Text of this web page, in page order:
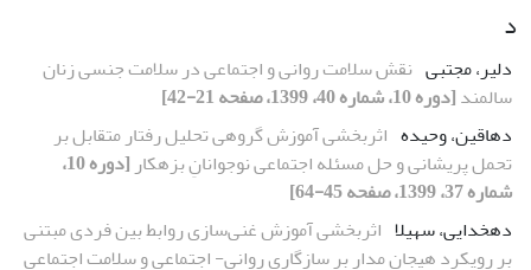
د
دلیر، مجتبی نقش سلامت روانی و اجتماعی در سلامت جنسی زنان
سالمند[دوره 10، شماره 40، 1399، صفحه 21-42]
دهاقین، وحیده اثربخشی آموزش گروهی تحلیل رفتار متقابل بر
تحمل پریشانی و حل مسئله اجتماعی نوجوانانِ بزهکار
[دوره 10،
شماره 37، 1399، صفحه 45-64]
دهخدایی، سهیلا اثربخشی آموزش غنی‌سازی روابط بین فردی مبتنی
بر رویکرد هیجان مدار بر سازگاری روانی- اجتماعی و سلامت اجتماعی